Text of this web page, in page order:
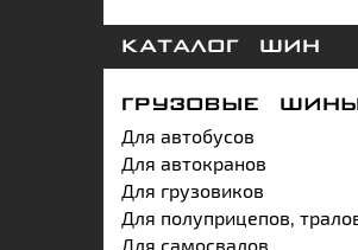
КАТАЛОГ ШИН
ГРУЗОВЫЕ ШИНЫ
Для автобусов
Для автокранов
Для грузовиков
Для полуприцепов,
Для самосвалов